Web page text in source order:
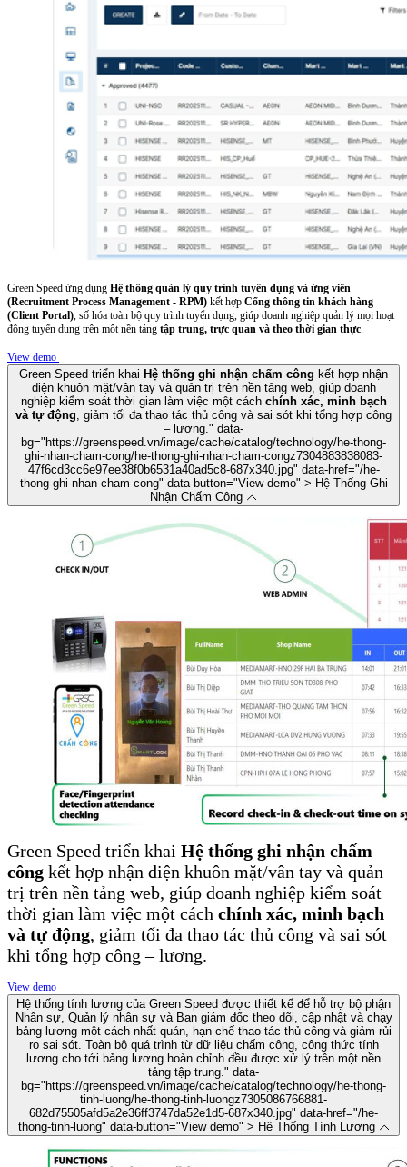
Green Speed ứng dụng Hệ thống quản lý quy trình tuyển dụng và ứng viên
(Recruitment Process Management - RPM) kết hợp Cổng thông tin khách hàng
(Client Portal), số hóa toàn bộ quy trình tuyển dụng, giúp doanh nghiệp quản lý mọi hoạt
động tuyển dụng trên một nền tảng tập trung, trực quan và theo thời gian thực.
View demo
Green Speed triển khai Hệ thống ghi nhận chấm công kết hợp nhận
diện khuôn mặt/vân tay và quản trị trên nền tảng web, giúp doanh
nghiệp kiểm soát thời gian làm việc một cách chính xác, minh bạch
và tự động, giảm tối đa thao tác thủ công và sai sót khi tổng hợp công
– lương." data-
bg="https://greenspeed.vn/image/cache/catalog/technology/he-thong-
ghi-nhan-cham-cong/he-thong-ghi-nhan-cham-congz7304883838083-
47f6cd3cc6e97ee38f0b6531a40ad5c8-687x340.jpg" data-href="/he-
thong-ghi-nhan-cham-cong" data-button="View demo" > Hệ Thống Ghi
Nhận Chấm Công
Green Speed triển khai Hệ thống ghi nhận chấm
công kết hợp nhận diện khuôn mặt/vân tay và quản
trị trên nền tảng web, giúp doanh nghiệp kiểm soát
thời gian làm việc một cách chính xác, minh bạch
và tự động, giảm tối đa thao tác thủ công và sai sót
khi tổng hợp công – lương.
View demo
Hệ thống tính lương của Green Speed được thiết kế để hỗ trợ bộ phận
Nhân sự, Quản lý nhân sự và Ban giám đốc theo dõi, cập nhật và chạy
bảng lương một cách nhất quán, hạn chế thao tác thủ công và giảm rủi
ro sai sót. Toàn bộ quá trình từ dữ liệu chấm công, công thức tính
lương cho tới bảng lương hoàn chỉnh đều được xử lý trên một nền
tảng tập trung." data-
bg="https://greenspeed.vn/image/cache/catalog/technology/he-thong-
tinh-luong/he-thong-tinh-luongz7305086766881-
682d75505afd5a2e36ff3747da52e1d5-687x340.jpg" data-href="/he-
thong-tinh-luong" data-button="View demo" > Hệ Thống Tính Lương